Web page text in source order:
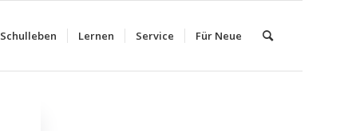
Schulleben Lernen Service Für Neue